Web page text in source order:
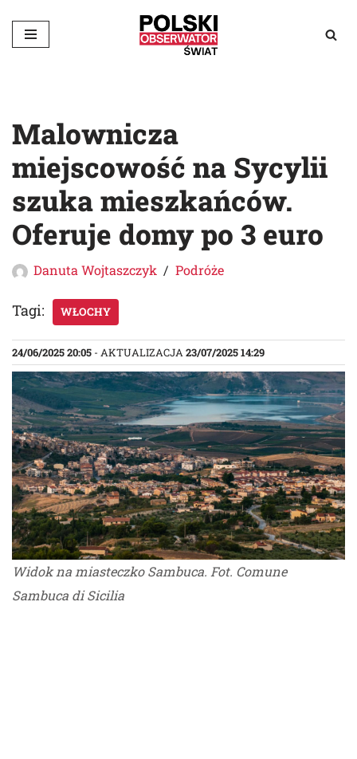
Przejdź
Malownicza
miejscowość na Sycylii
szuka mieszkańców.
Oferuje domy po 3 euro
Danuta Wojtaszczyk Podróże
Tagi: WŁOCHY
24/06/2025 20:05 - AKTUALIZACJA23/07/2025 14:29
Widok na miasteczko Sambuca. Fot. Comune
Sambuca di Sicilia